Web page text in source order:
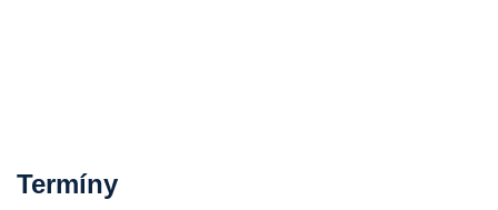
Termíny